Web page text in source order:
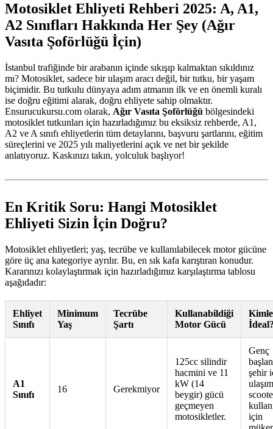
Motosiklet Ehliyeti Rehberi 2025: A, A1,
A2 Sınıfları Hakkında Her Şey (Ağır
Vasıta Şoförlüğü İçin)
İstanbul trafiğinde bir arabanın içinde sıkışıp kalmaktan sıkıldınız
mı? Motosiklet, sadece bir ulaşım aracı değil, bir tutku, bir yaşam
biçimidir. Bu tutkulu dünyaya adım atmanın ilk ve en önemli kuralı
ise doğru eğitimi alarak, doğru ehliyete sahip olmaktır.
Ensurucukursu.com olarak, Ağır Vasıta Şoförlüğü bölgesindeki
motosiklet tutkunları için hazırladığımız bu eksiksiz rehberde, A1,
A2 ve A sınıfı ehliyetlerin tüm detaylarını, başvuru şartlarını, eğitim
süreçlerini ve 2025 yılı maliyetlerini açık ve net bir şekilde
anlatıyoruz. Kaskınızı takın, yolculuk başlıyor!
En Kritik Soru: Hangi Motosiklet
Ehliyeti Sizin İçin Doğru?
Motosiklet ehliyetleri; yaş, tecrübe ve kullanılabilecek motor gücüne
göre üç ana kategoriye ayrılır. Bu, en sık kafa karıştıran konudur.
Kararınızı kolaylaştırmak için hazırladığımız karşılaştırma tablosu
aşağıdadır:
Ehliyet
Sınıfı
Minimum
Yaş
Tecrübe
Şartı
Kullanabildiği
Motor Gücü
A1
Sınıfı
16 Gerekmiyor
125cc silindir
hacmini ve 11
kW (14
beygir) gücü
geçmeyen
motosikletler.
Genç
şehir
için